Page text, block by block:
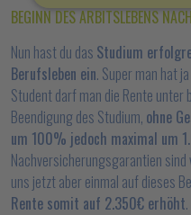
BEGINN DES ARBITSLEBENS
Nun hast du das Studium
Berufsleben ein. Super man hat
Student darf man die Rente
Beendigung des Studium, ohne
um 100% jedoch maximal um
Nachversicherungsgarantien sind
uns jetzt aber einmal auf dieses
Rente somit auf 2.350€ erhöht.